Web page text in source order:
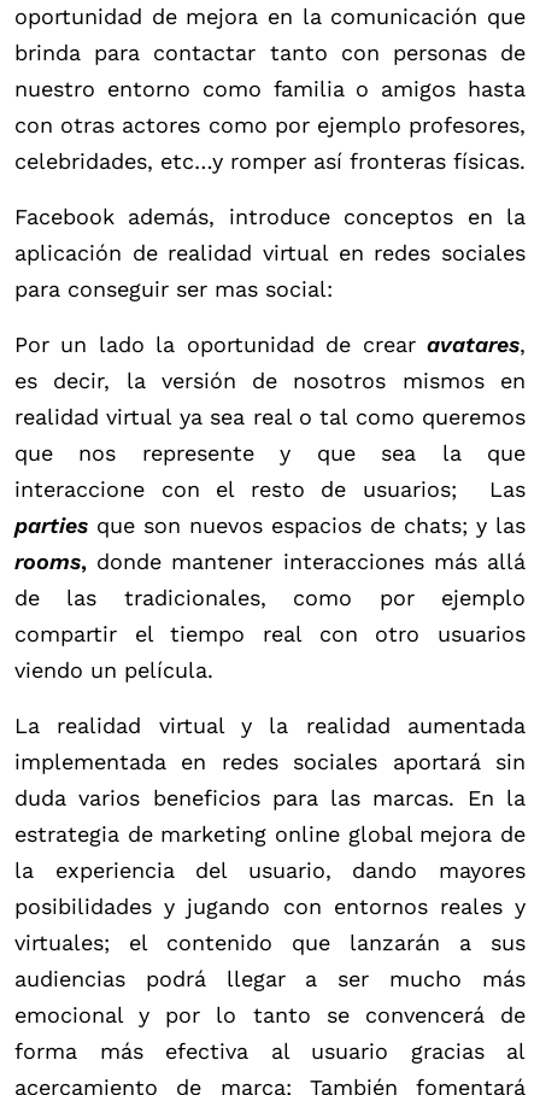
oportunidad de mejora en la comunicación que
brinda para contactar tanto con personas de
nuestro entorno como familia o amigos hasta
con otras actores como por ejemplo profesores,
celebridades, etc…y romper así fronteras físicas.
Facebook además, introduce conceptos en la
aplicación de realidad virtual en redes sociales
para conseguir ser mas social:
Por un lado la oportunidad de crear avatares,
es decir, la versión de nosotros mismos en
realidad virtual ya sea real o tal como queremos
que nos represente y que sea la que
interaccione con el resto de usuarios; Las
parties que son nuevos espacios de chats; y las
rooms, donde mantener interacciones más allá
de las tradicionales, como por ejemplo
compartir el tiempo real con otro usuarios
viendo un película.
La realidad virtual y la realidad aumentada
implementada en redes sociales aportará sin
duda varios beneficios para las marcas. En la
estrategia de marketing online global mejora de
la experiencia del usuario, dando mayores
posibilidades y jugando con entornos reales y
virtuales; el contenido que lanzarán a sus
audiencias podrá llegar a ser mucho más
emocional y por lo tanto se convencerá de
forma más efectiva al usuario gracias al
acercamiento de marca; También fomentará